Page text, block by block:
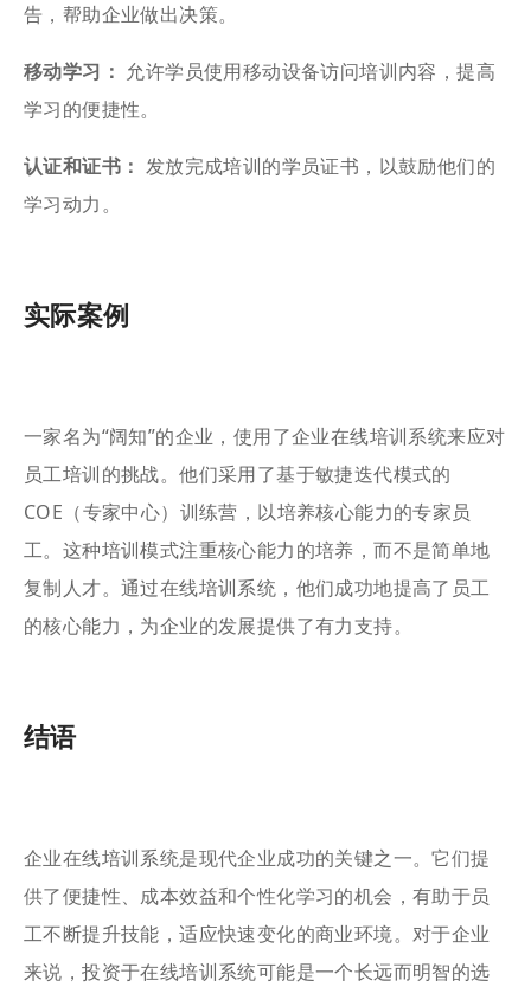
告，帮助企业做出决策。
移动学习： 允许学员使用移动设备访问培训内容，提高
学习的便捷性。
认证和证书： 发放完成培训的学员证书，以鼓励他们的
学习动力。
实际案例
一家名为“阔知”的企业，使用了企业在线培训系统来应对
员工培训的挑战。他们采用了基于敏捷迭代模式的
COE（专家中心）训练营，以培养核心能力的专家员
工。这种培训模式注重核心能力的培养，而不是简单地
复制人才。通过在线培训系统，他们成功地提高了员工
的核心能力，为企业的发展提供了有力支持。
结语
企业在线培训系统是现代企业成功的关键之一。它们提
供了便捷性、成本效益和个性化学习的机会，有助于员
工不断提升技能，适应快速变化的商业环境。对于企业
来说，投资于在线培训系统可能是一个长远而明智的选